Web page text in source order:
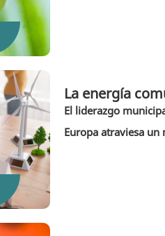
como
La energía
El liderazgo
Europa atraviesa